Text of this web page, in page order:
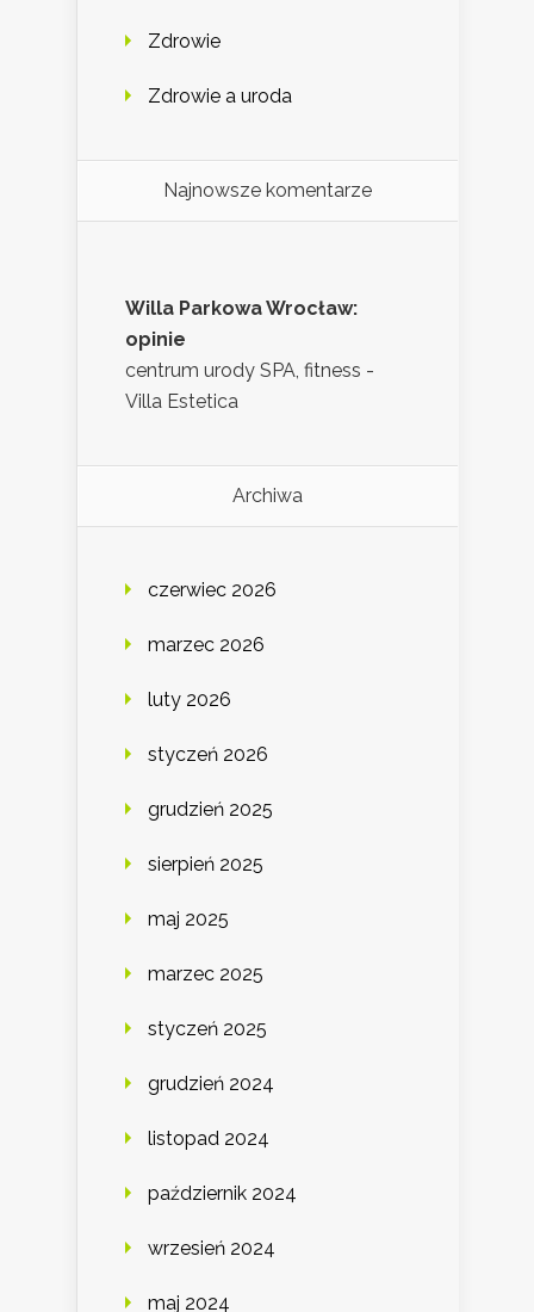
Zdrowie
Zdrowie a uroda
Najnowsze komentarze
Willa Parkowa Wrocław:
opinie
centrum urody SPA, fitness -
Villa Estetica
Archiwa
czerwiec 2026
marzec 2026
luty 2026
styczeń 2026
grudzień 2025
sierpień 2025
maj 2025
marzec 2025
styczeń 2025
grudzień 2024
listopad 2024
październik 2024
wrzesień 2024
maj 2024